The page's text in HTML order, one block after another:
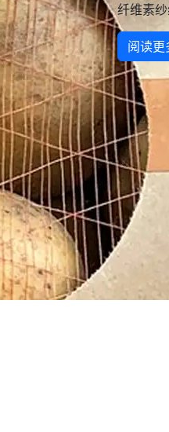
纤维素
阅读更